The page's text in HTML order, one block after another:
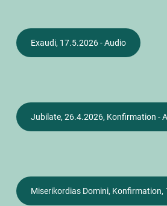
Exaudi, 17.5.2026 - Audio
Jubilate, 26.4.2026, Konfirmation -
Miserikordias Domini, Konfirmation,